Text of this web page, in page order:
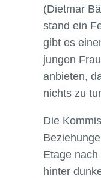
(Dietmar
stand ein
gibt es
jungen
anbieten,
nichts zu
Die
Etage
hinter